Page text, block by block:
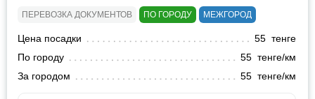
ПЕРЕВОЗКА ДОКУМЕНТОВ ПО ГОРОДУ МЕЖГОРОД
Цена посадки
55 тенге
По городу
55 тенге/км
За городом
55 тенге/км